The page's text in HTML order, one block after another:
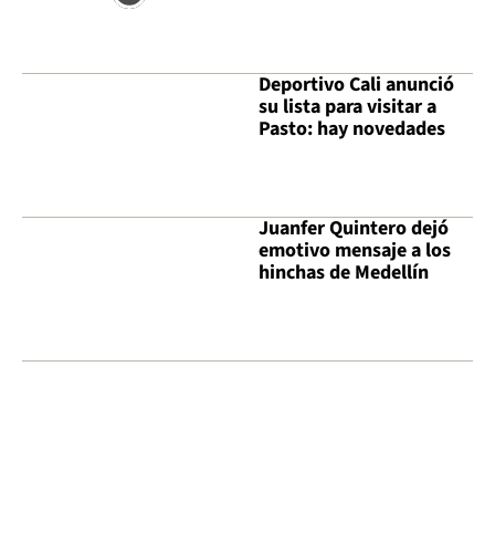
Deportivo Cali anunció
su lista para visitar a
Pasto: hay novedades
Juanfer Quintero dejó
emotivo mensaje a los
hinchas de Medellín